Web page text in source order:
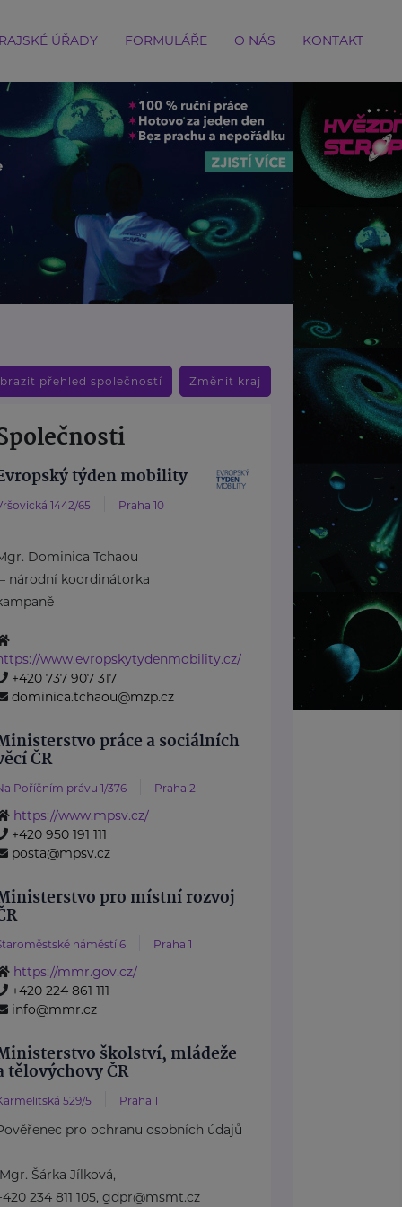
ÚŘADY FORMULÁŘE O NÁS KONTAKT
přehled společností Změnit kraj
týden mobility
1442/65 Praha 10
Dominica Tchaou
– národní koordinátorka
www.evropskytydenmobility.cz/
+420 737 907 317
dominica.tchaou@mzp.cz
práce a sociálních
ČR
Poříčním právu 1/376 Praha 2
https://www.mpsv.cz/
+420 950 191 111
posta@mpsv.cz
pro místní rozvoj
náměstí 6 Praha 1
https://mmr.gov.cz/
+420 224 861 111
info@mmr.cz
školství, mládeže
tělovýchovy ČR
529/5 Praha 1
pro ochranu osobních údajů
Mgr. Šárka Jílková,
234 811 105, gdpr@msmt.cz